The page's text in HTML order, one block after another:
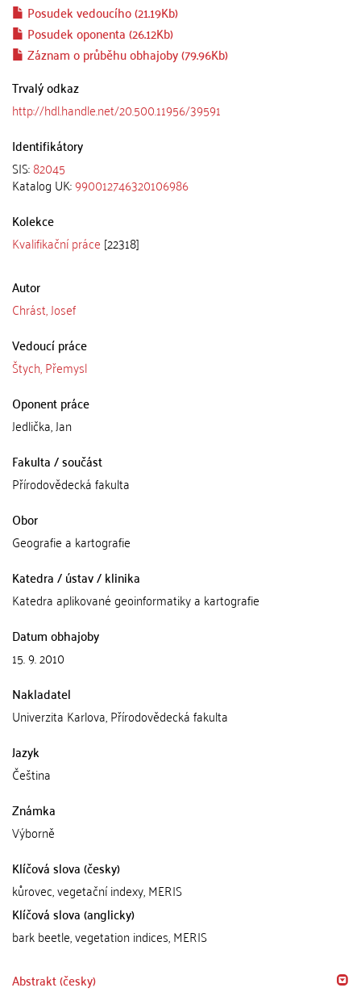
Posudek vedoucího (21.19Kb)
Posudek oponenta (26.12Kb)
Záznam o průběhu obhajoby (79.96Kb)
Trvalý odkaz
http://hdl.handle.net/20.500.11956/39591
Identifikátory
SIS:82045
Katalog UK:990012746320106986
Kolekce
Kvalifikační práce [22318]
Autor
Chrást, Josef
Vedoucí práce
Štych, Přemysl
Oponent práce
Jedlička, Jan
Fakulta / součást
Přírodovědecká fakulta
Obor
Geografie a kartografie
Katedra / ústav / klinika
Katedra aplikované geoinformatiky a kartografie
Datum obhajoby
15. 9. 2010
Nakladatel
Univerzita Karlova, Přírodovědecká fakulta
Jazyk
Čeština
Známka
Výborně
Klíčová slova (česky)
kůrovec, vegetační indexy, MERIS
Klíčová slova (anglicky)
bark beetle, vegetation indices, MERIS
Abstrakt (česky)